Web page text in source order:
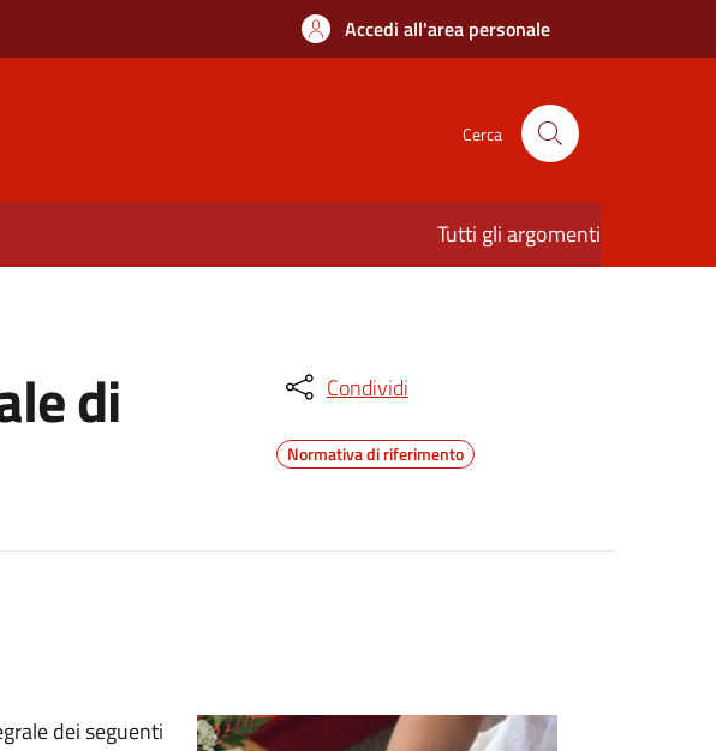
Accedi all'area personale
Cerca
Tutti gli argomenti
di Condividi
Normativa di riferimento
dei seguenti